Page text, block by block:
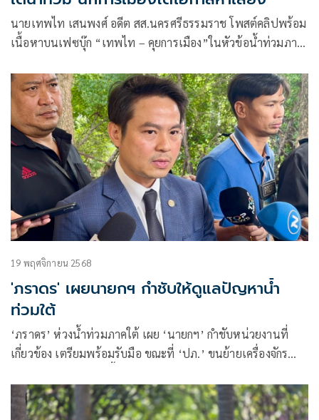
นายเทพไท เสนพงศ์ อดีต สส.นครศรีธรรมราช โพสต์คลิปพร้อม
เนื้อหาบนเฟซบุ๊ก “เทพไท – คุยการเมือง”ในหัวข้อน้ำท่วมภาค
19 พฤศจิกายน 2568
'ภราดร' เผยนายกฯ กำชับให้ดูแลปัญหาน้ำ
ท่วมใต้
‘ภราดร’ ห่วงน้ำท่วมภาคใต้ เผย ‘นายกฯ’ กำชับหน่วยงานที่
เกี่ยวข้อง เตรียมพร้อมรับมือ ขณะที่ ‘ปภ.’ ขนย้ายเครื่องจักร
จ่ายเงินเยียวยาไม่ต้องรอน้ำลด